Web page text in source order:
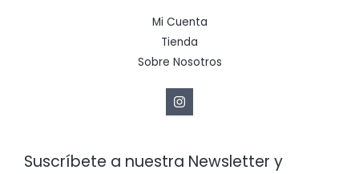
Mi Cuenta
Tienda
Sobre Nosotros
Suscríbete a nuestra Newsletter y